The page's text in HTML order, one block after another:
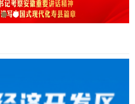
招聘教师体检考察公告 08-05
戴头盔已被“抓拍”！